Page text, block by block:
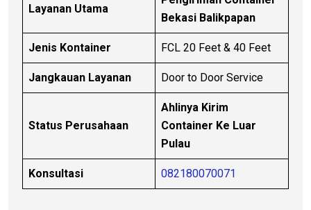
Layanan Utama
Bekasi Balikpapan
Jenis Kontainer FCL 20 Feet & 40 Feet
Jangkauan Layanan Door to Door Service
Status Perusahaan
Ahlinya Kirim
Container Ke Luar
Pulau
Konsultasi 082180070071